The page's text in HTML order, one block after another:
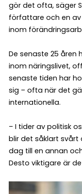
gör det ofta, säger
författare och en av
inom
De senaste 25
inom näringslivet,
senaste tiden har
sig – ofta när det
internationella.
– I tider av politisk
blir det såklart
dag till en annan
Desto viktigare är